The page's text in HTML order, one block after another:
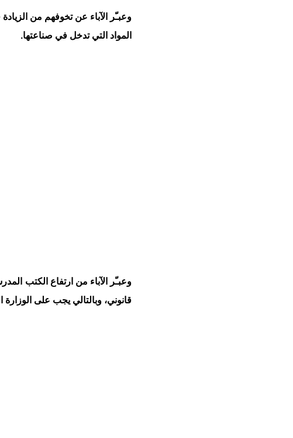
وعبـّر الآباء عن تخوفهم من
المواد التي تدخل في صناعتها.
وعبـّر الآباء من ارتفاع الكتب
قانوني، وبالتالي يجب على